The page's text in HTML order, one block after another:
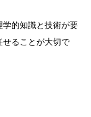
学的知識と技術が要
せることが大切で